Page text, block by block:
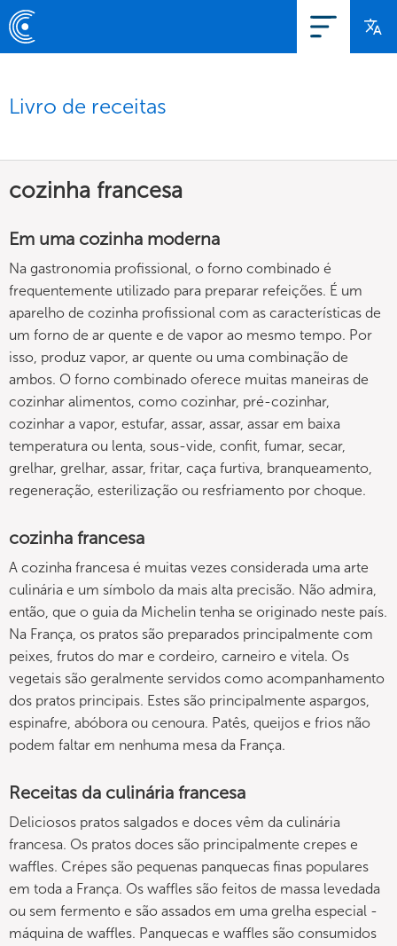
Livro de receitas
cozinha francesa
Em uma cozinha moderna
Na gastronomia profissional, o forno combinado é
frequentemente utilizado para preparar refeições. É um
aparelho de cozinha profissional com as características de
um forno de ar quente e de vapor ao mesmo tempo. Por
isso, produz vapor, ar quente ou uma combinação de
ambos. O forno combinado oferece muitas maneiras de
cozinhar alimentos, como cozinhar, pré-cozinhar,
cozinhar a vapor, estufar, assar, assar, assar em baixa
temperatura ou lenta, sous-vide, confit, fumar, secar,
grelhar, grelhar, assar, fritar, caça furtiva, branqueamento,
regeneração, esterilização ou resfriamento por choque.
cozinha francesa
A cozinha francesa é muitas vezes considerada uma arte
culinária e um símbolo da mais alta precisão. Não admira,
então, que o guia da Michelin tenha se originado neste país.
Na França, os pratos são preparados principalmente com
peixes, frutos do mar e cordeiro, carneiro e vitela. Os
vegetais são geralmente servidos como acompanhamento
dos pratos principais. Estes são principalmente aspargos,
espinafre, abóbora ou cenoura. Patês, queijos e frios não
podem faltar em nenhuma mesa da França.
Receitas da culinária francesa
Deliciosos pratos salgados e doces vêm da culinária
francesa. Os pratos doces são principalmente crepes e
waffles. Crépes são pequenas panquecas finas populares
em toda a França. Os waffles são feitos de massa levedada
ou sem fermento e são assados em uma grelha especial -
máquina de waffles. Panquecas e waffles são consumidos